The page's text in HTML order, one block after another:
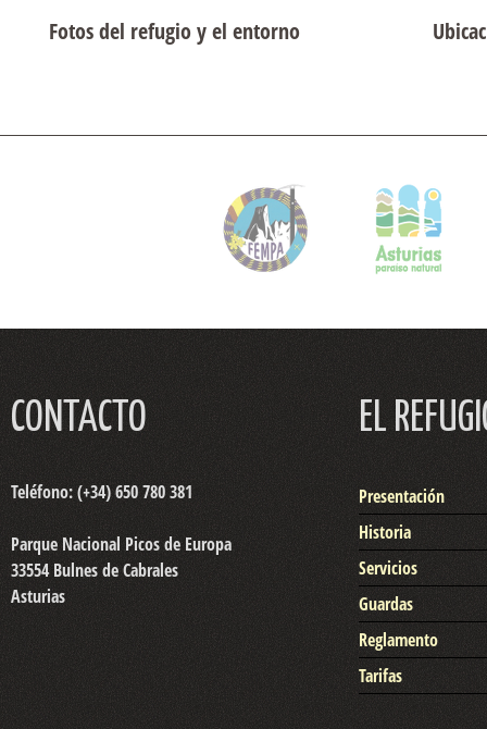
Fotos del refugio y el entorno
CONTACTO
Teléfono: (+34) 650 780 381
Parque Nacional Picos de Europa
33554 Bulnes de Cabrales
Asturias
EL
Presentación
Historia
Servicios
Guardas
Reglamento
Tarifas